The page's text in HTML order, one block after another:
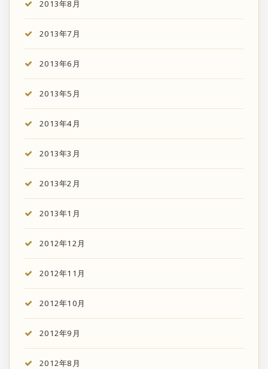
2013年8月
2013年7月
2013年6月
2013年5月
2013年4月
2013年3月
2013年2月
2013年1月
2012年12月
2012年11月
2012年10月
2012年9月
2012年8月